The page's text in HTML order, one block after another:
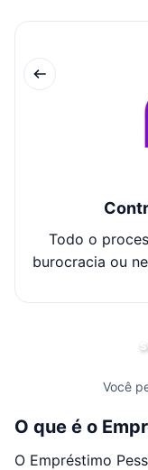
Todo o
burocracia ou
Você
O que é o
O Empréstimo